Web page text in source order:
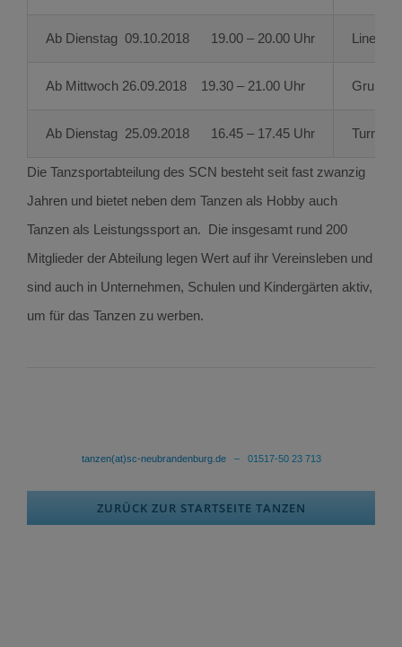
Ab Dienstag 09.10.2018 19.00 – 20.00 Uhr Line
Ab Mittwoch 26.09.2018 19.30 – 21.00 Uhr
Ab Dienstag 25.09.2018 16.45 – 17.45 Uhr
Die Tanzsportabteilung des SCN besteht seit fast zwanzig
Jahren und bietet neben dem Tanzen als Hobby auch
Tanzen als Leistungssport an. Die insgesamt rund 200
Mitglieder der Abteilung legen Wert auf ihr Vereinsleben und
sind auch in Unternehmen, Schulen und Kindergärten aktiv,
um für das Tanzen zu werben.
tanzen(at)sc-neubrandenburg.de– 01517-50 23 713
ZURÜCK ZUR STARTSEITE TANZEN